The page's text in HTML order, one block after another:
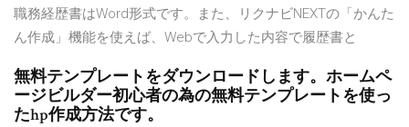
職務経歴書はWord形式です。また、リクナビNEXTの「かんた
ん作成」機能を使えば、Webで入力した内容で履歴書と
無料テンプレートをダウンロードします。ホームペ
ージビルダー初心者の為の無料テンプレートを使っ
たhp作成方法です。